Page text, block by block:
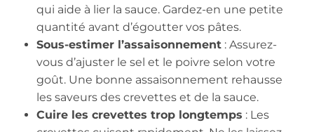
qui aide à lier la sauce. Gardez-en une petite
quantité avant d’égoutter vos pâtes.
Sous-estimer l’assaisonnement : Assurez-
vous d’ajuster le sel et le poivre selon votre
goût. Une bonne assaisonnement rehausse
les saveurs des crevettes et de la sauce.
Cuire les crevettes trop longtemps : Les